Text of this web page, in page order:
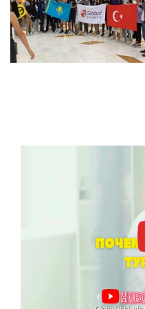
МЕТОДИКА
МЕТОДИКА
МЕТОДИКА
МЕТОДИКА
ОБЩЕСТВЕННЫЕ
НА ТУРЕЦКОМ
ПЕДАГОГИКА
ПЕДАГОГИКА